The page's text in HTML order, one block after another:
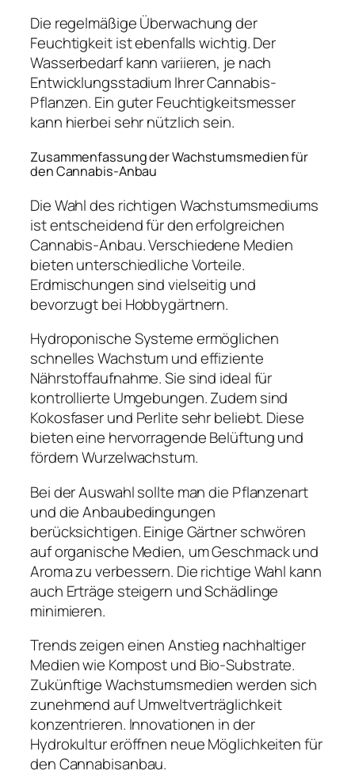
Die regelmäßige Überwachung der
Feuchtigkeit ist ebenfalls wichtig. Der
Wasserbedarf kann variieren, je nach
Entwicklungsstadium Ihrer Cannabis-
Pflanzen. Ein guter Feuchtigkeitsmesser
kann hierbei sehr nützlich sein.
Zusammenfassung der Wachstumsmedien für
den Cannabis-Anbau
Die Wahl des richtigen Wachstumsmediums
ist entscheidend für den erfolgreichen
Cannabis-Anbau. Verschiedene Medien
bieten unterschiedliche Vorteile.
Erdmischungen sind vielseitig und
bevorzugt bei Hobbygärtnern.
Hydroponische Systeme ermöglichen
schnelles Wachstum und effiziente
Nährstoffaufnahme. Sie sind ideal für
kontrollierte Umgebungen. Zudem sind
Kokosfaser und Perlite sehr beliebt. Diese
bieten eine hervorragende Belüftung und
fördern Wurzelwachstum.
Bei der Auswahl sollte man die Pflanzenart
und die Anbaubedingungen
berücksichtigen. Einige Gärtner schwören
auf organische Medien, um Geschmack und
Aroma zu verbessern. Die richtige Wahl kann
auch Erträge steigern und Schädlinge
minimieren.
Trends zeigen einen Anstieg nachhaltiger
Medien wie Kompost und Bio-Substrate.
Zukünftige Wachstumsmedien werden sich
zunehmend auf Umweltverträglichkeit
konzentrieren. Innovationen in der
Hydrokultur eröffnen neue Möglichkeiten für
den Cannabisanbau.